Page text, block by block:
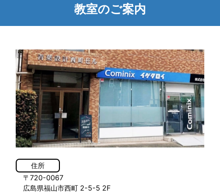
教室のご案内
住所
〒720-0067
広島県福山市西町 2-5-5 2F